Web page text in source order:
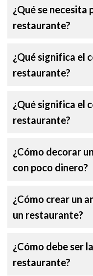
¿Qué se necesita
restaurante?
¿Qué significa el
restaurante?
¿Qué significa el
restaurante?
¿Cómo decorar
con poco dinero?
¿Cómo crear un
un restaurante?
¿Cómo debe ser
restaurante?